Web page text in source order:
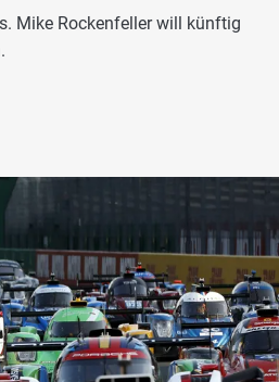
Mike Rockenfeller will künftig